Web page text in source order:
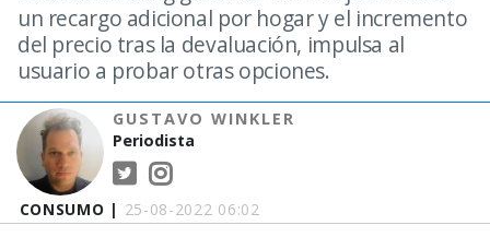
CONSUMO | 25-08-2022 06:02
un recargo adicional por hogar y el incremento
del precio tras la devaluación, impulsa al
usuario a probar otras opciones.
GUSTAVO WINKLER
Periodista